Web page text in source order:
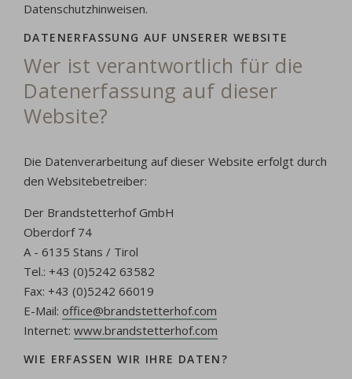
Datenschutzhinweisen.
DATENERFASSUNG AUF UNSERER WEBSITE
Wer ist verantwortlich für die
Datenerfassung auf dieser
Website?
Die Datenverarbeitung auf dieser Website erfolgt durch
den Websitebetreiber:
Der Brandstetterhof GmbH
Oberdorf 74
A - 6135 Stans / Tirol
Tel.: +43 (0)5242 63582
Fax: +43 (0)5242 66019
E-Mail: office@brandstetterhof.com
Internet: www.brandstetterhof.com
WIE ERFASSEN WIR IHRE DATEN?